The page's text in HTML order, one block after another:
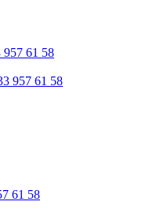
957 61 58
957 61 58
61 58